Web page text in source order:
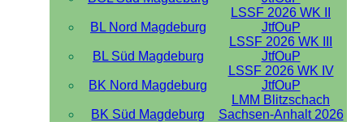
BL Nord Magdeburg
LSSF 2026 WK II
JtfOuP
BL Süd Magdeburg
LSSF 2026 WK III
JtfOuP
BK Nord Magdeburg
LSSF 2026 WK IV
JtfOuP
BK Süd Magdeburg
LMM Blitzschach
Sachsen-Anhalt 2026